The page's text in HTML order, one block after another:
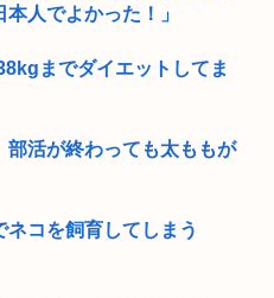
人でよかった！」
までダイエットしてま
部活が終わっても太ももが
ネコを飼育してしまう